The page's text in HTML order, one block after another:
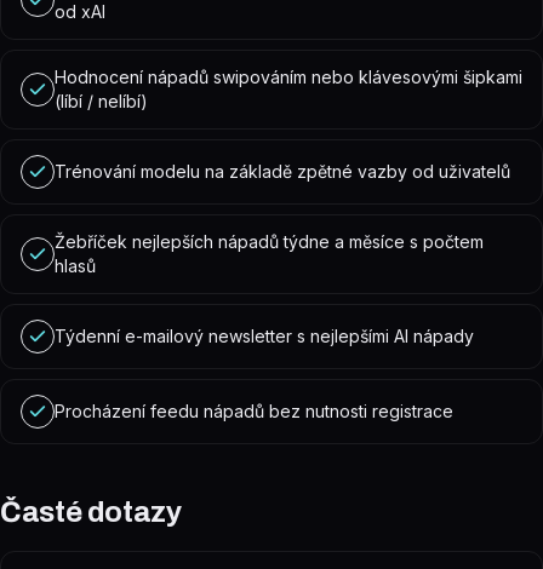
od xAI
Hodnocení nápadů swipováním nebo klávesovými šipkami
(líbí / nelíbí)
Trénování modelu na základě zpětné vazby od uživatelů
Žebříček nejlepších nápadů týdne a měsíce s počtem
hlasů
Týdenní e-mailový newsletter s nejlepšími AI nápady
Procházení feedu nápadů bez nutnosti registrace
Časté dotazy